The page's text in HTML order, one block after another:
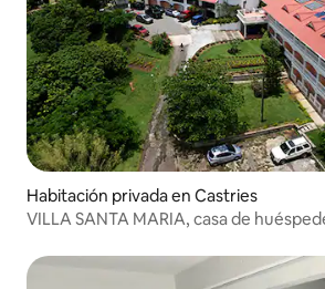
Habitación privada en Castries
VILLA SANTA MARIA, casa de